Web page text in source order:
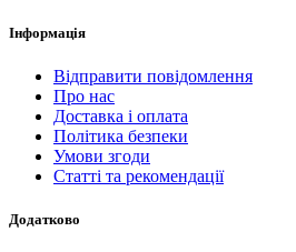
Інформація
Відправити повідомлення
Про нас
Доставка і оплата
Політика безпеки
Умови згоди
Статті та рекомендації
Додатково